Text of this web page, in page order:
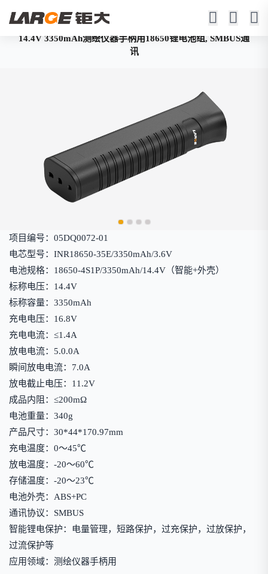
14.4V 3350mAh测绘仪器手柄用18650锂电池组, SMBUS通
讯
项目编号：05DQ0072-01
电芯型号：INR18650-35E/3350mAh/3.6V
电池规格：18650-4S1P/3350mAh/14.4V（智能+外壳）
标称电压：14.4V
标称容量：3350mAh
充电电压：16.8V
充电电流：≤1.4A
放电电流：5.0.0A
瞬间放电电流：7.0A
放电截止电压：11.2V
成品内阻：≤200mΩ
电池重量：340g
产品尺寸：30*44*170.97mm
充电温度：0～45℃
放电温度：-20～60℃
存储温度：-20～23℃
电池外壳：ABS+PC
通讯协议：SMBUS
智能锂电保护：电量管理，短路保护，过充保护，过放保护，
过流保护等
应用领域：测绘仪器手柄用